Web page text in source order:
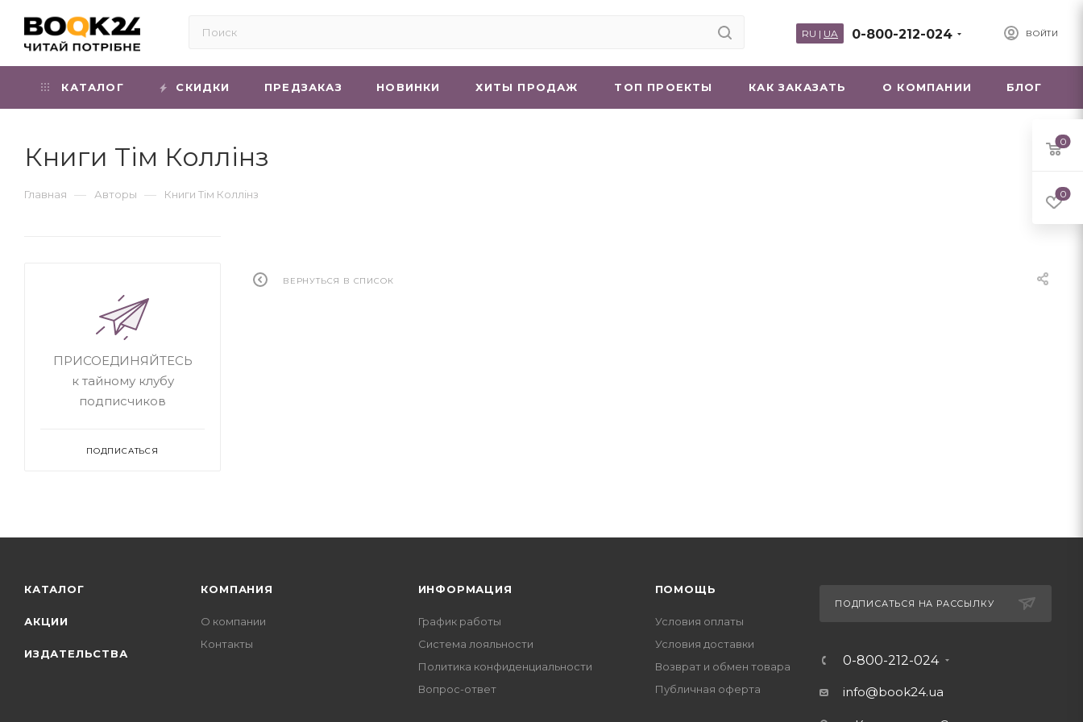
ВОЙТИ
0-800-212-024
RU | UA
КАТАЛОГ СКИДКИ ПРЕДЗАКАЗ НОВИНКИ ХИТЫ ПРОДАЖ ТОП ПРОЕКТЫ КАК ЗАКАЗАТЬ О КОМПАНИИ БЛОГ
Книги Тім Коллінз
Главная — Авторы — Книги Тім Коллінз
ВЕРНУТЬСЯ В СПИСОК
ПРИСОЕДИНЯЙТЕСЬ
к тайному клубу
подписчиков
ПОДПИСАТЬСЯ
КАТАЛОГ
АКЦИИ
ИЗДАТЕЛЬСТВА
КОМПАНИЯ
О компании
Контакты
ИНФОРМАЦИЯ
График работы
Система лояльности
Политика конфиденциальности
Вопрос-ответ
ПОМОЩЬ
Условия оплаты
Условия доставки
Возврат и обмен товара
Публичная оферта
ПОДПИСАТЬСЯ НА РАССЫЛКУ
0-800-212-024
info@book24.ua
0
0